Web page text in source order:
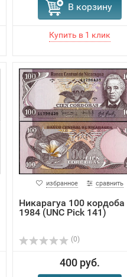
В корзину
избранное сравнить
Никарагуа 100 кордоба
1984 (UNC Pick 141)
(0)
400 руб.